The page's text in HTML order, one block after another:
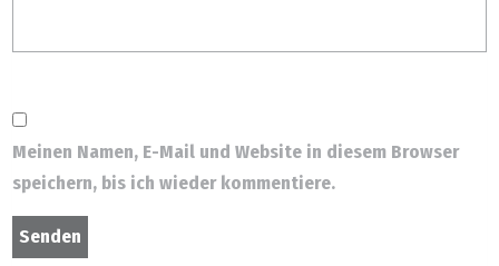
Meinen Namen, E-Mail und Website in diesem Browser
speichern, bis ich wieder kommentiere.